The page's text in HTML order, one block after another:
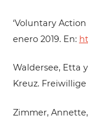
‘Voluntary
enero 2019. En:
Waldersee, Etta
Kreuz. Freiwillige
Zimmer,